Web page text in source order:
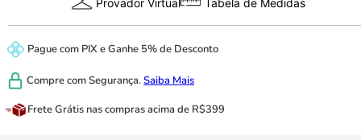
Provador Virtual Tabela de Medidas
Pague com PIX eGanhe 5% de Desconto
Compre comSegurança.Saiba Mais
Frete Grátis nas compras acima de R$399